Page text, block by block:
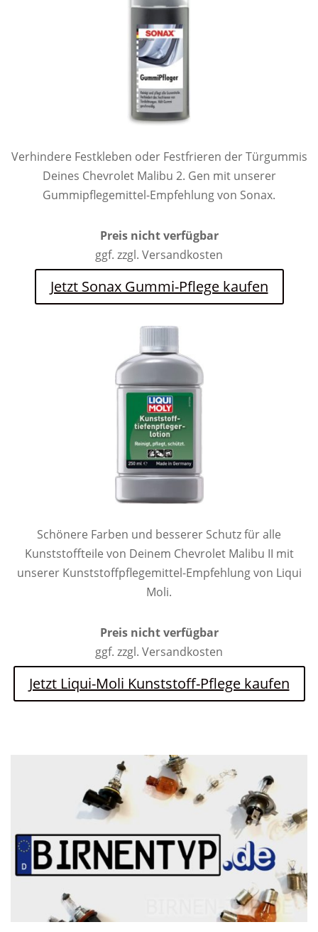
Verhindere Festkleben oder Festfrieren der Türgummis
Deines Chevrolet Malibu 2. Gen mit unserer
Gummipflegemittel-Empfehlung von Sonax.
Preis nicht verfügbar
ggf. zzgl. Versandkosten
Jetzt Sonax Gummi-Pflege kaufen
Schönere Farben und besserer Schutz für alle
Kunststoffteile von Deinem Chevrolet Malibu II mit
unserer Kunststoffpflegemittel-Empfehlung von Liqui
Moli.
Preis nicht verfügbar
ggf. zzgl. Versandkosten
Jetzt Liqui-Moli Kunststoff-Pflege kaufen